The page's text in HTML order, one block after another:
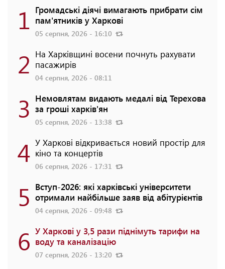
1 Громадські діячі вимагають прибрати сім
пам'ятників у Харкові
05 серпня, 2026 - 16:10
2 На Харківщині восени почнуть рахувати
пасажирів
04 серпня, 2026 - 08:11
3 Немовлятам видають медалі від Терехова
за гроші харків'ян
05 серпня, 2026 - 13:38
4 У Харкові відкривається новий простір для
кіно та концертів
06 серпня, 2026 - 17:31
5 Вступ-2026: які харківські університети
отримали найбільше заяв від абітурієнтів
04 серпня, 2026 - 09:48
6 У Харкові у 3,5 рази піднімуть тарифи на
воду та каналізацію
07 серпня, 2026 - 13:20